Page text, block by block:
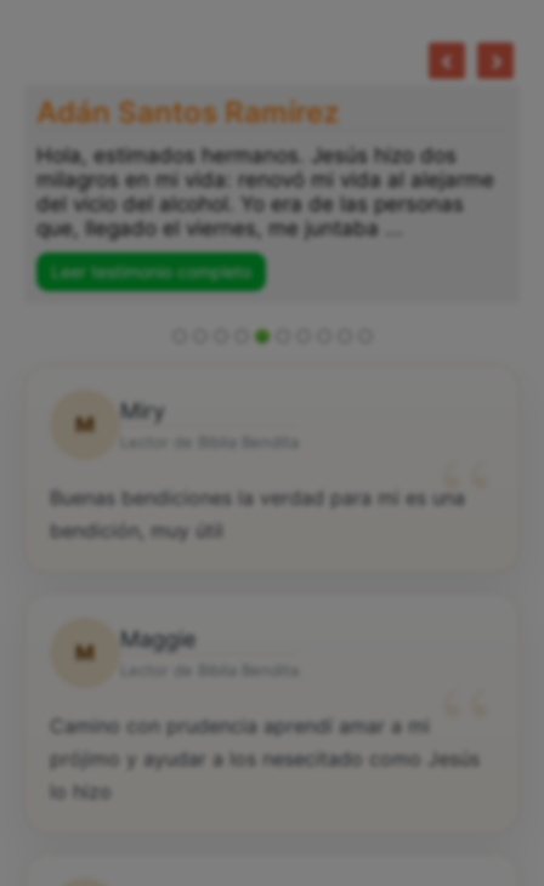
Adán Santos Ramírez
Hola, estimados hermanos. Jesús hizo dos
milagros en mi vida: renovó mi vida al alejarme
del vicio del alcohol. Yo era de las personas
que, llegado el viernes, me juntaba ...
Leer testimonio completo
M
Miry
Lector de Biblia Bendita “
Buenas bendiciones la verdad para mi es una
bendición, muy útil
M
Maggie
Lector de Biblia Bendita “
Camino con prudencia aprendí amar a mi
prójimo y ayudar a los nesecitado como Jesús
lo hizo